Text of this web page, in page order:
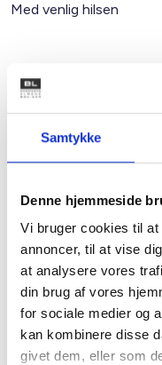
Samtykke
Denne hjemmeside
Vi bruger cookies til
annoncer, til at vise
at analysere vores
din brug af vores
for sociale medier og
kan kombinere disse
givet dem, eller som
Med venlig hilsen
Kontakt